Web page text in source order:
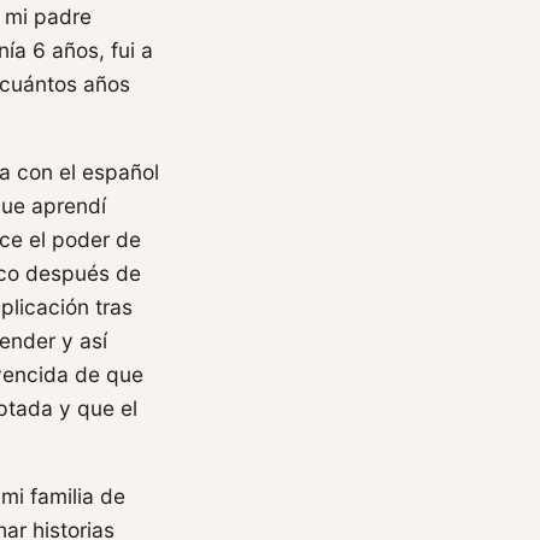
padre
6 años, fui a
años
con el español
aprendí
el poder de
después de
tras
y así
de que
y que el
familia de
historias